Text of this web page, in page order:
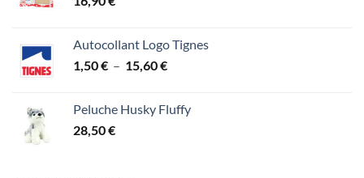
Autocollant Logo Tignes
1,50€ – 15,60€Plage
1,50 €
Peluche Husky Fluffy
28,50€